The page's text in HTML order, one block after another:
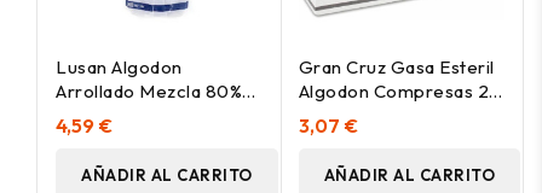
Lusan Algodon
Arrollado Mezcla 80%
250 G
4,59 €
AÑADIR AL CARRITO
Gran Cruz Gasa Esteril
Algodon Compresas 20
U
3,07 €
AÑADIR AL CARRITO